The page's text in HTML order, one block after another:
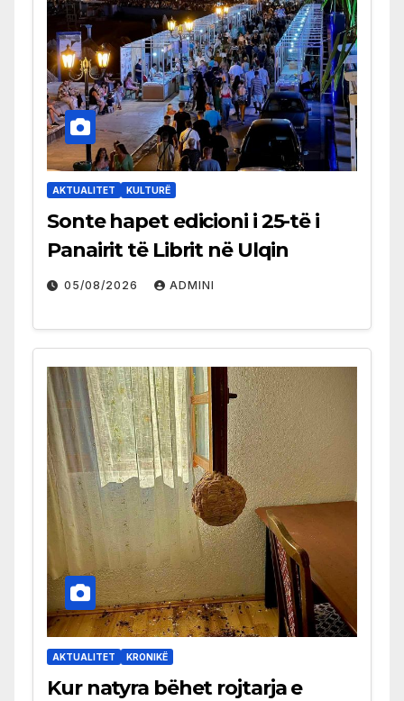
AKTUALITET KULTURË
Sonte hapet edicioni i 25-të i
Panairit të Librit në Ulqin
05/08/2026 ADMINI
AKTUALITET KRONIKË
Kur natyra bëhet rojtarja e